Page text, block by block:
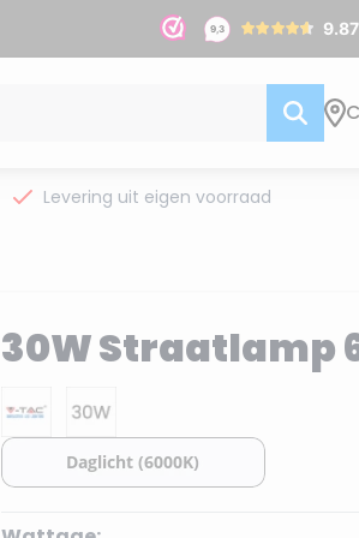
Levering uit eigen voorraad
30W Straatlamp